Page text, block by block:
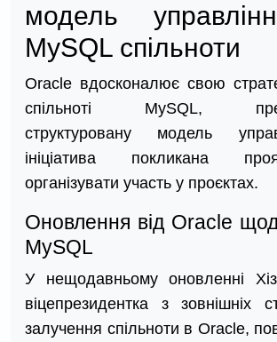
модель
MySQL спільноти
Oracle вдосконалює свою
спільноті MySQL,
структуровану модель
ініціатива покликана
організувати участь у проєктах.
Оновлення від Oracle
MySQL
У нещодавньому оновленні
віцепрезидентка з зовнішніх
залучення спільноти в Oracle,